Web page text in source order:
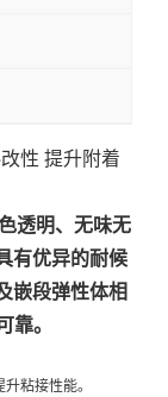
性 提升附着
透明、无味无
有优异的耐候
嵌段弹性体相
靠。
粘接性能。